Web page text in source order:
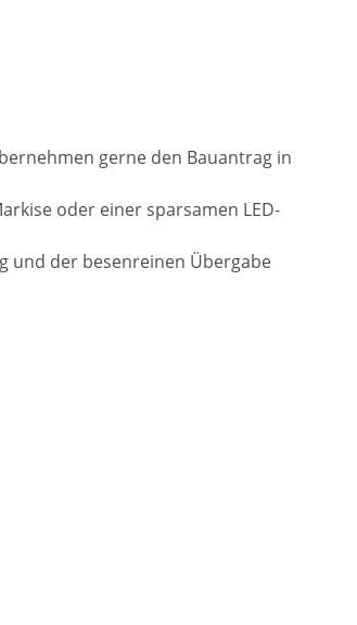
gerne den Bauantrag in
oder einer sparsamen LED-
und der besenreinen Übergabe